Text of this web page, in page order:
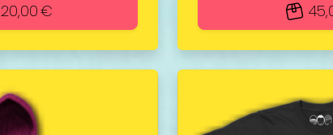
20,00 €